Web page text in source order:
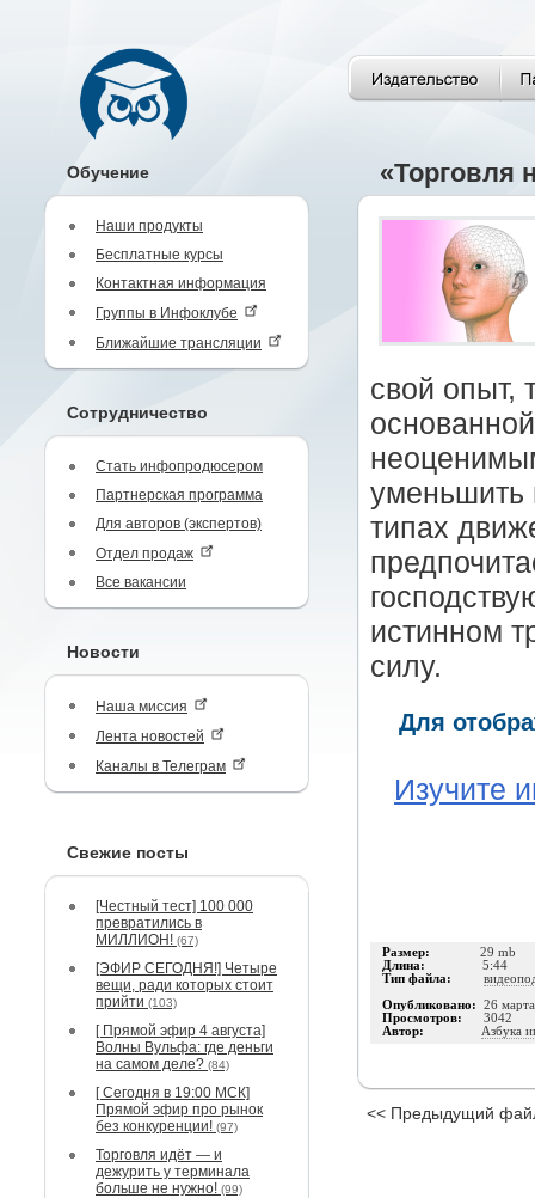
Обучение
Наши продукты
Бесплатные курсы
Контактная информация
Группы в Инфоклубе
Ближайшие трансляции
Сотрудничество
Стать инфопродюсером
Партнерская программа
Для авторов (экспертов)
Отдел продаж
Все вакансии
Новости
Наша миссия
Лента новостей
Каналы в Телеграм
Свежие посты
[Честный тест] 100 000
превратились в
МИЛЛИОН! (67)
[ЭФИР СЕГОДНЯ!] Четыре
вещи, ради которых стоит
прийти (103)
[ Прямой эфир 4 августа]
Волны Вульфа: где деньги
на самом деле? (84)
[ Сегодня в 19:00 МСК]
Прямой эфир про рынок
без конкуренции! (97)
Торговля идёт — и
дежурить у терминала
больше не нужно! (99)
«Торговля
свой опыт,
уменьшить
типах
истинном
силу.
Для
Изучите
Размер: 29 mb
Длина: 5:44
Тип файла:
Опубликовано: 26
Просмотров: 3042
Автор: Азбука
<< Предыдущий